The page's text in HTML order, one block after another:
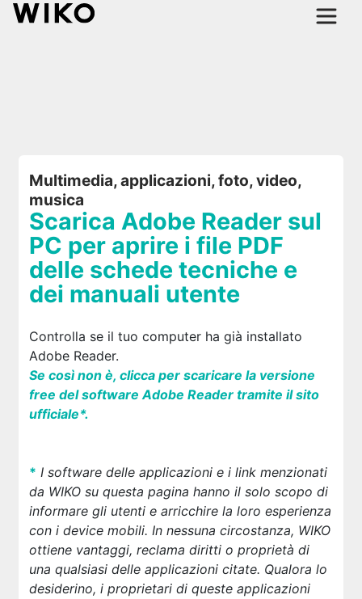
Multimedia, applicazioni, foto, video,
musica
Scarica Adobe Reader sul
PC per aprire i file PDF
delle schede tecniche e
dei manuali utente
Controlla se il tuo computer ha già installato
Adobe Reader.
Se così non è, clicca per scaricare la versione
free del software Adobe Reader tramite il sito
ufficiale*.
* I software delle applicazioni e i link menzionati
da WIKO su questa pagina hanno il solo scopo di
informare gli utenti e arricchire la loro esperienza
con i device mobili. In nessuna circostanza, WIKO
ottiene vantaggi, reclama diritti o proprietà di
una qualsiasi delle applicazioni citate. Qualora lo
desiderino, i proprietari di queste applicazioni